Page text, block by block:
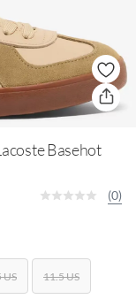
Basehot
(0)
US 11.5 US